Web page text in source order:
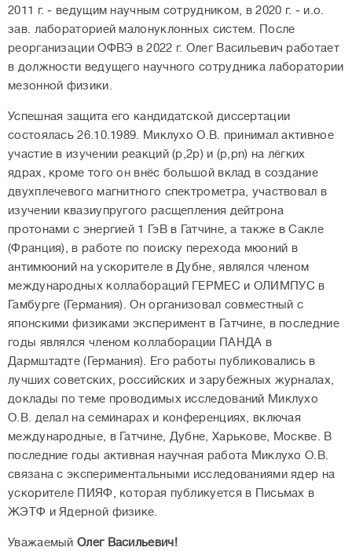
2011 г. ‒ ведущим научным сотрудником, в 2020 г. ‒ и.о.
зав. лабораторией малонуклонных систем. После
реорганизации ОФВЭ в 2022 г. Олег Васильевич работает
в должности ведущего научного сотрудника лаборатории
мезонной физики.
Успешная защита его кандидатской диссертации
состоялась 26.10.1989. Миклухо О.В. принимал активное
участие в изучении реакций (р,2р) и (р,рn) на лёгких
ядрах, кроме того он внёс большой вклад в создание
двухплечевого магнитного спектрометра, участвовал в
изучении квазиупругого расщепления дейтрона
протонами с энергией 1 ГэВ в Гатчине, а также в Сакле
(Франция), в работе по поиску перехода мюоний в
антимюоний на ускорителе в Дубне, являлся членом
международных коллабораций ГЕРМЕС и ОЛИМПУС в
Гамбурге (Германия). Он организовал совместный с
японскими физиками эксперимент в Гатчине, в последние
годы являлся членом коллаборации ПАНДА в
Дармштадте (Германия). Его работы публиковались в
лучших советских, российских и зарубежных журналах,
доклады по теме проводимых исследований Миклухо
О.В. делал на семинарах и конференциях, включая
международные, в Гатчине, Дубне, Харькове, Москве. В
последние годы активная научная работа Миклухо О.В.
связана с экспериментальными исследованиями ядер на
ускорителе ПИЯФ, которая публикуется в Письмах в
ЖЭТФ и Ядерной физике.
Уважаемый Олег Васильевич!